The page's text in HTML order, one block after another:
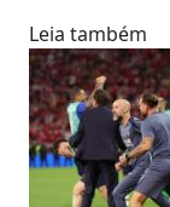
Leia também